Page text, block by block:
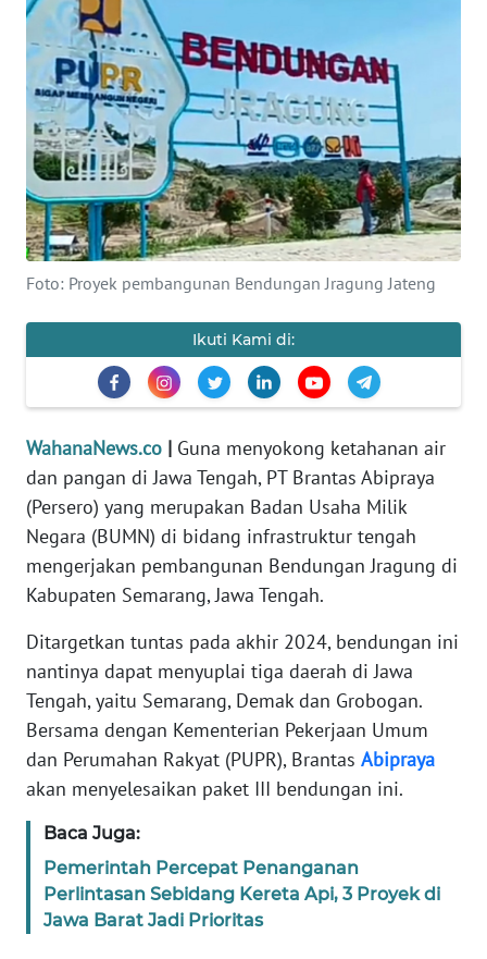
Foto: Proyek pembangunan Bendungan Jragung Jateng
Ikuti Kami di:
WahanaNews.co | Guna menyokong ketahanan air
dan pangan di Jawa Tengah, PT Brantas Abipraya
(Persero) yang merupakan Badan Usaha Milik
Negara (BUMN) di bidang infrastruktur tengah
mengerjakan pembangunan Bendungan Jragung di
Kabupaten Semarang, Jawa Tengah.
Ditargetkan tuntas pada akhir 2024, bendungan ini
nantinya dapat menyuplai tiga daerah di Jawa
Tengah, yaitu Semarang, Demak dan Grobogan.
Bersama dengan Kementerian Pekerjaan Umum
dan Perumahan Rakyat (PUPR), Brantas Abipraya
akan menyelesaikan paket III bendungan ini.
Baca Juga:
Pemerintah Percepat Penanganan
Perlintasan Sebidang Kereta Api, 3 Proyek di
Jawa Barat Jadi Prioritas
SAINS-TEKNO
KESEHATAN
INTERNASIONAL
SERBA-SERBI
PENDIDIKAN
OLAHRAGA
EDITORIAL
Informasi
INDEKS
BERITA
KAMI
INFO
IKLAN
TENTANG
PEDOMAN
MEDIA
SIBER